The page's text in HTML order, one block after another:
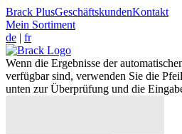
Brack PlusGeschäftskundenKontakt
Mein Sortiment
de | fr
Wenn die Ergebnisse der
verfügbar sind, verwenden Sie die
unten zur Überprüfung und die